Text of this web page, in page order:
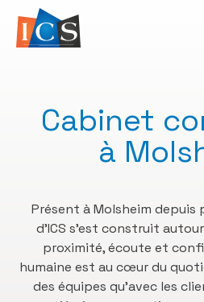
Cabinet
à
Présent à Molsheim depuis
d’ICS s’est construit
proximité, écoute et
humaine est au cœur du
des équipes qu’avec les